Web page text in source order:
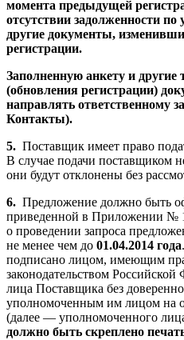
момента предыдущей
отсутствии задолженности по
другие документы,
регистрации.
Заполненную анкету и другие
(обновления регистрации)
направлять ответственному
Контакты).
5. Поставщик имеет право
В случае подачи поставщиком
они будут отклонены без
6. Предложение должно быть
приведенной в Приложении №
о проведении запроса
не менее чем до 01.04.2014 года
подписано лицом, имеющим
законодательством Российской
лица Поставщика без
уполномоченным им лицом на
(далее — уполномоченного
должно быть скреплено